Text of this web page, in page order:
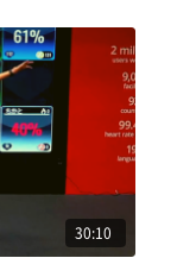
30:10